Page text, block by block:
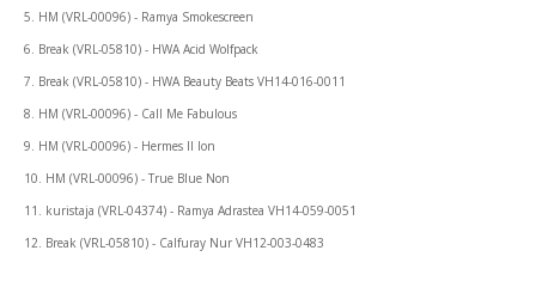
5. HM (VRL-00096) - Ramya Smokescreen
6. Break (VRL-05810) - HWA Acid Wolfpack
7. Break (VRL-05810) - HWA Beauty Beats VH14-016-0011
8. HM (VRL-00096) - Call Me Fabulous
9. HM (VRL-00096) - Hermes II Ion
10. HM (VRL-00096) - True Blue Non
11. kuristaja (VRL-04374) - Ramya Adrastea VH14-059-0051
12. Break (VRL-05810) - Calfuray Nur VH12-003-0483